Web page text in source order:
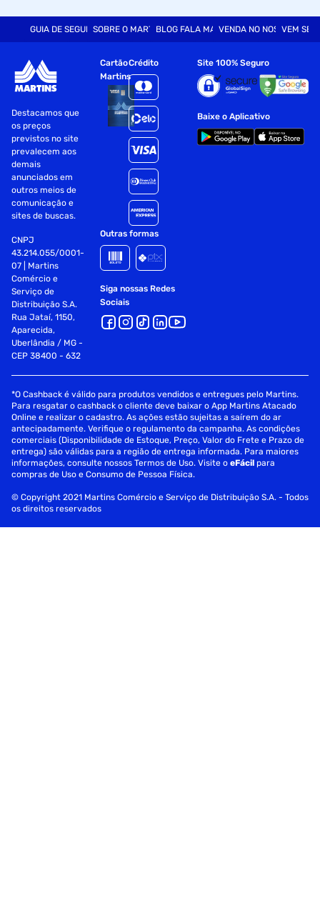
GUIA DE SEGURANÇASOBRE O MARTINSBLOG FALA MARTVENDA NO NOSSO SITE
VEM SER
Destacamos que
os preços
previstos no site
prevalecem aos
demais
anunciados em
outros meios de
comunicação e
sites de buscas.
CNPJ
43.214.055/0001-
07 | Martins
Comércio e
Serviço de
Distribuição S.A.
Rua Jataí, 1150,
Aparecida,
Uberlândia / MG -
CEP 38400 - 632
Cartão
Martins
Crédito
Outras formas
Siga nossas Redes
Sociais
Site 100% Seguro
Baixe o Aplicativo
*O Cashback é válido para produtos vendidos e entregues pelo Martins.
Para resgatar o cashback o cliente deve baixar o App Martins Atacado
Online e realizar o cadastro. As ações estão sujeitas a saírem do ar
antecipadamente. Verifique o regulamento da campanha. As condições
comerciais (Disponibilidade de Estoque, Preço, Valor do Frete e Prazo de
entrega) são válidas para a região de entrega informada. Para maiores
informações, consulte nossos Termos de Uso. Visite oeFácil para
compras de Uso e Consumo de Pessoa Física.
© Copyright 2021 Martins Comércio e Serviço de Distribuição S.A. - Todos
os direitos reservados